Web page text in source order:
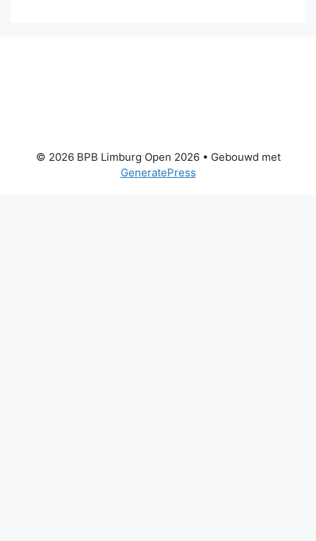
© 2026 BPB Limburg Open 2026• Gebouwd met
GeneratePress